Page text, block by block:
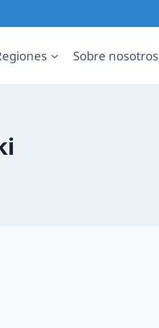
Sobre nosotros